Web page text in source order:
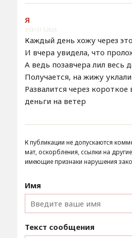
Я
3:53 / 21.5.2025
Каждый день хожу через
И вчера увидела, что
А ведь позавчера лил весь
Получается, на жижу
Развалится через
деньги на ветер
К публикации не допускаются
мат, оскорбления, ссылки на
имеющие признаки нарушения
Имя
Текст сообщения